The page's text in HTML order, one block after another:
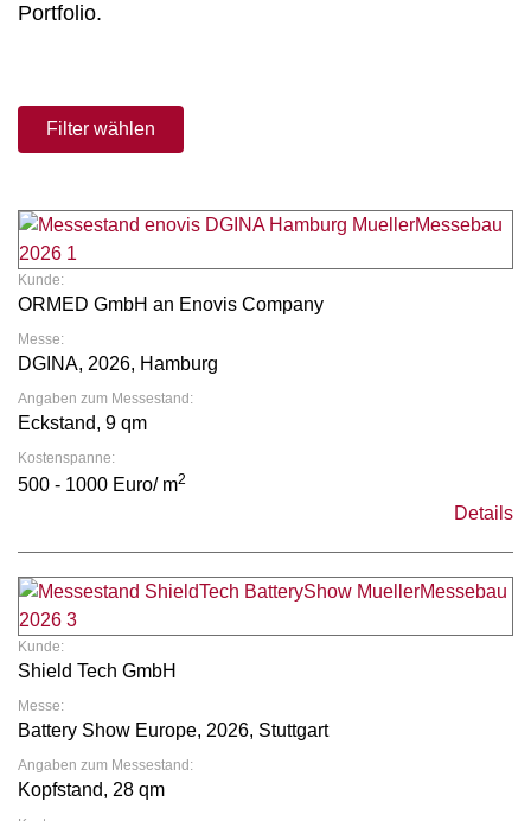
Portfolio.
Filter wählen
Kunde:
ORMED GmbH an Enovis Company
Messe:
DGINA, 2026, Hamburg
Angaben zum Messestand:
Eckstand, 9 qm
Kostenspanne:
500 - 1000 Euro/ m2
Details
Kunde:
Shield Tech GmbH
Messe:
Battery Show Europe, 2026, Stuttgart
Angaben zum Messestand:
Kopfstand, 28 qm